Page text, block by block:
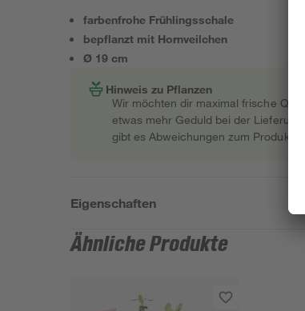
farbenfrohe Frühlingsschale
bepflanzt mit Hornveilchen
Ø 19 cm
Hinweis zu Pflanzen
Wir möchten dir maximal frische
etwas mehr Geduld bei der
gibt es Abweichungen zum
Eigenschaften
Ähnliche Produkte